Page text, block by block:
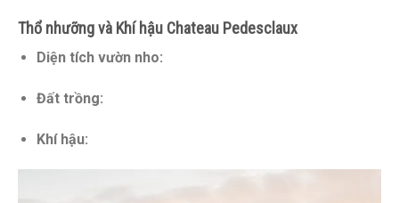
Thổ nhưỡng và Khí hậu Chateau Pedesclaux
Diện tích vườn nho:
Đất trồng:
Khí hậu: